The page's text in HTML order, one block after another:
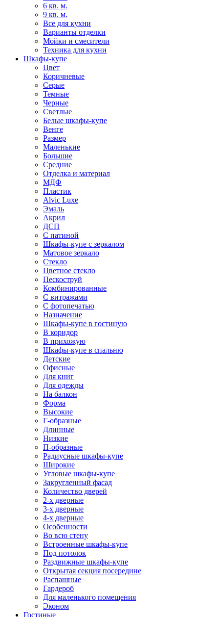
6 кв. м.
9 кв. м.
Все для кухни
Варианты отделки
Мойки и смесители
Техника для кухни
Шкафы-купе
Цвет
Коричневые
Серые
Темные
Черные
Светлые
Белые шкафы-купе
Венге
Размер
Маленькие
Большие
Средние
Отделка и материал
МДФ
Пластик
Alvic Luxe
Эмаль
Акрил
ДСП
С патиной
Шкафы-купе с зеркалом
Матовое зеркало
Стекло
Цветное стекло
Пескоструй
Комбинированные
С витражами
С фотопечатью
Назначение
Шкафы-купе в гостиную
В коридор
В прихожую
Шкафы-купе в спальню
Детские
Офисные
Для книг
Для одежды
На балкон
Форма
Высокие
Г-образные
Длинные
Низкие
П-образные
Радиусные шкафы-купе
Широкие
Угловые шкафы-купе
Закругленный фасад
Количество дверей
2-х дверные
3-х дверные
4-х дверные
Особенности
Во всю стену
Встроенные шкафы-купе
Под потолок
Раздвижные шкафы-купе
Открытая секция посередине
Распашные
Гардероб
Для маленького помещения
Эконом
Гостиные